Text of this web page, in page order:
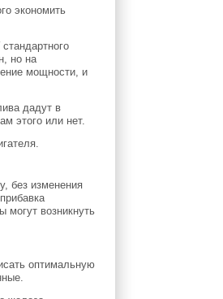
экономить
но на
мощности, и
дадут в
этого или нет.
без изменения
возникнуть
оптимальную